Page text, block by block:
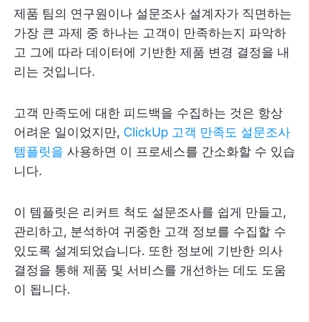
제품 팀의 연구원이나 설문조사 설계자가 직면하는
가장 큰 과제 중 하나는 고객이 만족하는지 파악하
고 그에 따라 데이터에 기반한 제품 변경 결정을 내
리는 것입니다.
고객 만족도에 대한 피드백을 수집하는 것은 항상
어려운 일이었지만, ClickUp 고객 만족도 설문조사
템플릿을 사용하면 이 프로세스를 간소화할 수 있습
니다.
이 템플릿은 리커트 척도 설문조사를 쉽게 만들고,
관리하고, 분석하여 귀중한 고객 정보를 수집할 수
있도록 설계되었습니다. 또한 정보에 기반한 의사
결정을 통해 제품 및 서비스를 개선하는 데도 도움
이 됩니다.